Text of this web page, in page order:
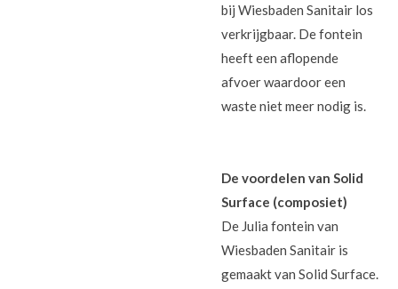
bij Wiesbaden Sanitair los
verkrijgbaar. De fontein
heeft een aflopende
afvoer waardoor een
waste niet meer nodig is.
De voordelen van Solid
Surface (composiet)
De Julia fontein van
Wiesbaden Sanitair is
gemaakt van Solid Surface.